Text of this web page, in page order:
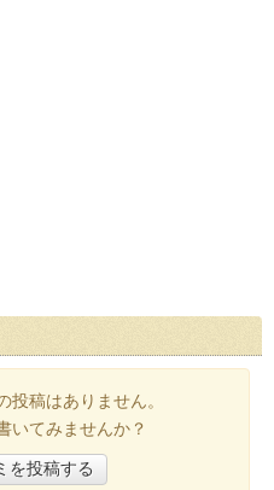
投稿はありません。
いてみませんか？
を投稿する